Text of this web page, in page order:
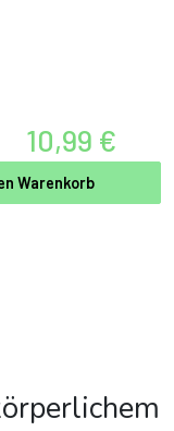
10,99 €
Warenkorb